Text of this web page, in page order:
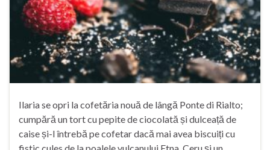
Ilaria se opri la cofetăria nouă de lângă Ponte di Rialto;
cumpără un tort cu pepite de ciocolată și dulceață de
caise și-l întrebă pe cofetar dacă mai avea biscuiți cu